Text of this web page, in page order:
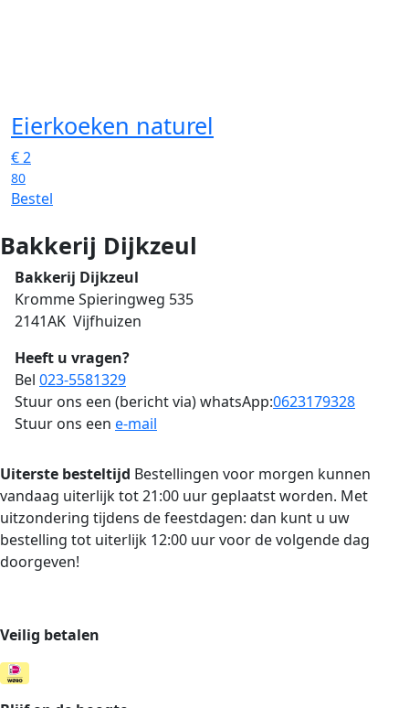
Eierkoeken naturel
€2
80
Bestel
Bakkerij Dijkzeul
Bakkerij Dijkzeul
Kromme Spieringweg 535
2141AK Vijfhuizen
Heeft u vragen?
Bel 023-5581329
Stuur ons een (bericht via) whatsApp:0623179328
Stuur ons een e-mail
Uiterste besteltijd Bestellingen voor morgen kunnen
vandaag uiterlijk tot 21:00 uur geplaatst worden. Met
uitzondering tijdens de feestdagen: dan kunt u uw
bestelling tot uiterlijk 12:00 uur voor de volgende dag
doorgeven!
Veilig betalen